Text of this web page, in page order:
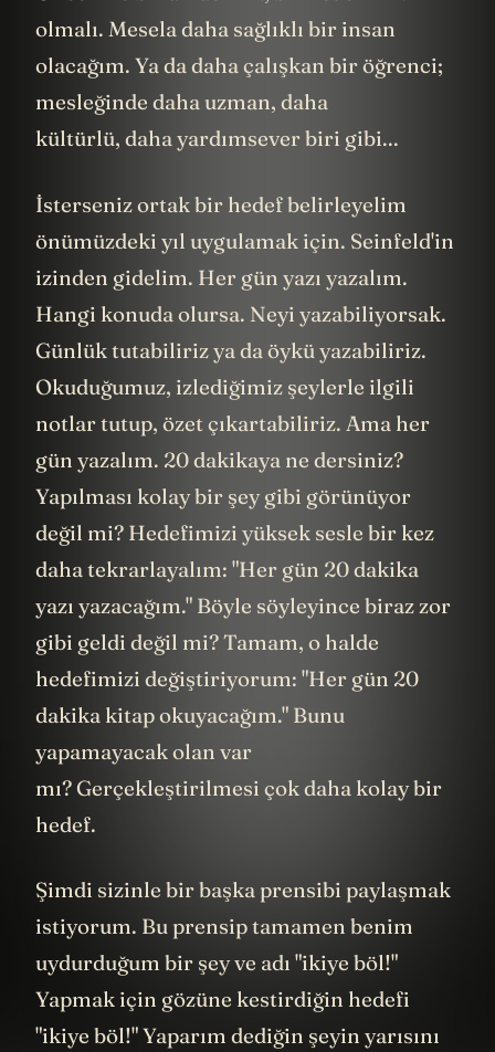
olmalı. Mesela daha sağlıklı bir insan
olacağım. Ya da daha çalışkan bir öğrenci;
mesleğinde daha uzman, daha
kültürlü, daha yardımsever biri gibi...
İsterseniz ortak bir hedef belirleyelim
önümüzdeki yıl uygulamak için. Seinfeld'in
izinden gidelim. Her gün yazı yazalım.
Hangi konuda olursa. Neyi yazabiliyorsak.
Günlük tutabiliriz ya da öykü yazabiliriz.
Okuduğumuz, izlediğimiz şeylerle ilgili
notlar tutup, özet çıkartabiliriz. Ama her
gün yazalım. 20 dakikaya ne dersiniz?
Yapılması kolay bir şey gibi görünüyor
değil mi? Hedefimizi yüksek sesle bir kez
daha tekrarlayalım: "Her gün 20 dakika
yazı yazacağım." Böyle söyleyince biraz zor
gibi geldi değil mi? Tamam, o halde
hedefimizi değiştiriyorum: "Her gün 20
dakika kitap okuyacağım." Bunu
yapamayacak olan var
mı? Gerçekleştirilmesi çok daha kolay bir
hedef.
Şimdi sizinle bir başka prensibi paylaşmak
istiyorum. Bu prensip tamamen benim
uydurduğum bir şey ve adı "ikiye böl!"
Yapmak için gözüne kestirdiğin hedefi
"ikiye böl!" Yaparım dediğin şeyin yarısını